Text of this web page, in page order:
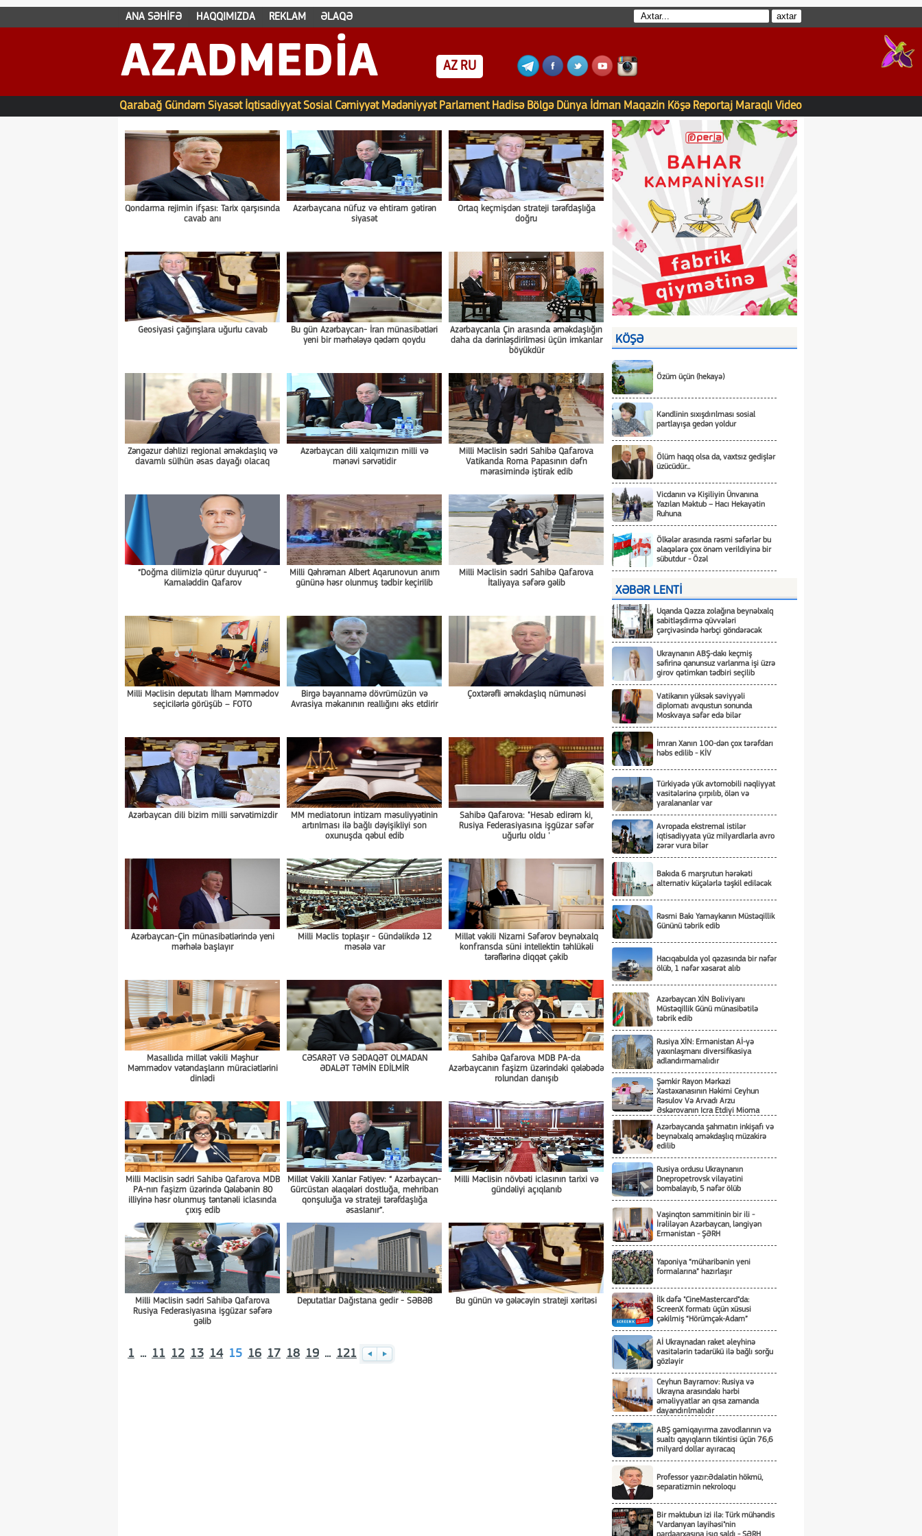
ANA SƏHİFƏ HAQQIMIZDA REKLAM ƏLAQƏ
AZADMEDIA AZ RU
Qarabağ Gündəm Siyasət İqtisadiyyat Sosial Cəmiyyət Mədəniyyət Parlament Hadisə Bölgə Dünya İdman Maqazin Köşə Reportaj Maraqlı Video
Qondarma rejimin ifşası: Tarix qarşısında
cavab anı
Azərbaycana nüfuz və ehtiram gətirən
siyasət
Ortaq keçmişdən strateji tərəfdaşlığa
doğru
Geosiyasi çağırışlara uğurlu cavab
Bu gün Azərbaycan- İran münasibətləri
yeni bir mərhələyə qədəm qoydu
Azərbaycanla Çin arasında əməkdaşlığın
daha da dərinləşdirilməsi üçün imkanlar
böyükdür
Zəngəzur dəhlizi regional əməkdaşlıq və
davamlı sülhün əsas dayağı olacaq
Azərbaycan dili xalqımızın milli və
mənəvi sərvətidir
Milli Məclisin sədri Sahibə Qafarova
Vatikanda Roma Papasının dəfn
mərasimində iştirak edib
“Doğma dilimizlə qürur duyuruq” -
Kamaləddin Qafarov
Milli Qəhrəman Albert Aqarunovun anım
gününə həsr olunmuş tədbir keçirilib
Milli Məclisin sədri Sahibə Qafarova
İtaliyaya səfərə gəlib
Milli Məclisin deputatı İlham Məmmədov
seçicilərlə görüşüb – FOTO
Birgə bəyannamə dövrümüzün və
Avrasiya məkanının reallığını əks etdirir
Çoxtərəfli əməkdaşlıq nümunəsi
Azərbaycan dili bizim milli sərvətimizdir
MM mediatorun intizam məsuliyyətinin
artırılması ilə bağlı dəyişikliyi son
oxunuşda qəbul edib
Sahibə Qafarova: "Hesab edirəm ki,
Rusiya Federasiyasına işgüzar səfər
uğurlu oldu '
Azərbaycan-Çin münasibətlərində yeni
mərhələ başlayır
Milli Məclis toplaşır - Gündəlikdə 12
məsələ var
Millət vəkili Nizami Səfərov beynəlxalq
konfransda süni intellektin təhlükəli
tərəflərinə diqqət çəkib
Masallıda millət vəkili Məşhur
Məmmədov vətəndaşların müraciətlərini
dinlədi
CƏSARƏT VƏ SƏDAQƏT OLMADAN
ƏDALƏT TƏMİN EDİLMİR
Sahibə Qafarova MDB PA-da
Azərbaycanın faşizm üzərindəki qələbədə
rolundan danışıb
Milli Məclisin sədri Sahibə Qafarova MDB
PA-nın faşizm üzərində Qələbənin 80
illiyinə həsr olunmuş təntənəli iclasında
çıxış edib
Millət Vəkili Xanlar Fətiyev: “ Azərbaycan-
Gürcüstan əlaqələri dostluğa, mehriban
qonşuluğa və strateji tərəfdaşlığa
əsaslanır”.
Milli Məclisin növbəti iclasının tarixi və
gündəliyi açıqlanıb
Milli Məclisin sədri Sahibə Qafarova
Rusiya Federasiyasına işgüzar səfərə
gəlib
Deputatlar Dağıstana gedir - SƏBƏB Bu günün və gələcəyin strateji xəritəsi
1 ... 11 12 13 14 15 16 17 18 19 ... 121
KÖŞƏ
Özüm üçün (hekayə)
Kəndlinin sıxışdırılması sosial
partlayışa gedən yoldur
Ölüm haqq olsa da, vaxtsız gedişlər
üzücüdür...
Vicdanın və Kişiliyin Ünvanına
Yazılan Məktub – Hacı Hekayətin
Ruhuna
Ölkələr arasında rəsmi səfərlər bu
əlaqələrə çox önəm verildiyinə bir
sübutdur - Özəl
XƏBƏR LENTİ
Uqanda Qəzza zolağına beynəlxalq
sabitləşdirmə qüvvələri
çərçivəsində hərbçi göndərəcək
Ukraynanın ABŞ-dakı keçmiş
səfirinə qanunsuz varlanma işi üzrə
girov qətimkan tədbiri seçilib
Vatikanın yüksək səviyyəli
diplomatı avqustun sonunda
Moskvaya səfər edə bilər
İmran Xanın 100-dən çox tərəfdarı
həbs edilib - KİV
Türkiyədə yük avtomobili nəqliyyat
vasitələrinə çırpılıb, ölən və
yaralananlar var
Avropada ekstremal istilər
iqtisadiyyata yüz milyardlarla avro
zərər vura bilər
Bakıda 6 marşrutun hərəkəti
alternativ küçələrlə təşkil ediləcək
Rəsmi Bakı Yamaykanın Müstəqillik
Gününü təbrik edib
Hacıqabulda yol qəzasında bir nəfər
ölüb, 1 nəfər xəsarət alıb
Azərbaycan XİN Boliviyanı
Müstəqillik Günü münasibətilə
təbrik edib
Rusiya XİN: Ermənistan Aİ-yə
yaxınlaşmanı diversifikasiya
adlandırmamalıdır
Şəmkir Rayon Mərkəzi
Xəstəxanasının Həkimi Ceyhun
Rəsulov Və Arvadı Arzu
Əskərovanın Icra Etdiyi Mioma
Ölümü Ilə Bağlı Şəmkir Rayon
Prokrurluğunda Araşdırma Aparılır
Azərbaycanda şahmatın inkişafı və
beynəlxalq əməkdaşlıq müzakirə
edilib
Rusiya ordusu Ukraynanın
Dnepropetrovsk vilayətini
bombalayıb, 5 nəfər ölüb
Vaşinqton sammitinin bir ili -
İrəliləyən Azərbaycan, ləngiyən
Ermənistan - ŞƏRH
Yaponiya “müharibənin yeni
formalarına” hazırlaşır
İlk dəfə "CineMastercard"da:
ScreenX formatı üçün xüsusi
çəkilmiş “Hörümçək-Adam”
Aİ Ukraynadan raket əleyhinə
vasitələrin tədarükü ilə bağlı sorğu
gözləyir
Ceyhun Bayramov: Rusiya və
Ukrayna arasındakı hərbi
əməliyyatlar ən qısa zamanda
dayandırılmalıdır
ABŞ gəmiqayırma zavodlarının və
sualtı qayıqların tikintisi üçün 76,6
milyard dollar ayıracaq
Professor yazır:Ədalətin hökmü,
separatizmin nekroloqu
Bir məktubun izi ilə: Türk mühəndis
"Vardanyan layihəsi"nin